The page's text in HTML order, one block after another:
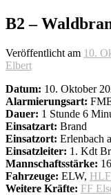
B2 –
Veröffentlicht am 10.
Elbert
Datum: 10. Oktober
Alarmierungsart:
Dauer: 1 Stunde 6
Einsatzart: Brand
Einsatzort: Erlenbach
Einsatzleiter: 1. Kdt
Mannschaftsstärke: 16
Fahrzeuge: ELW,
Weitere Kräfte: FF